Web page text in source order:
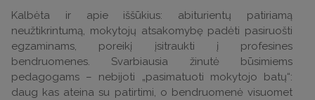
Kalbėta ir apie iššūkius: abiturientų patiriamą
neužtikrintumą, mokytojų atsakomybę padėti pasiruošti
egzaminams, poreikį įsitraukti į profesines
bendruomenes. Svarbiausia žinutė būsimiems
pedagogams – nebijoti „pasimatuoti mokytojo batų“:
daug kas ateina su patirtimi, o bendruomenė visuomet